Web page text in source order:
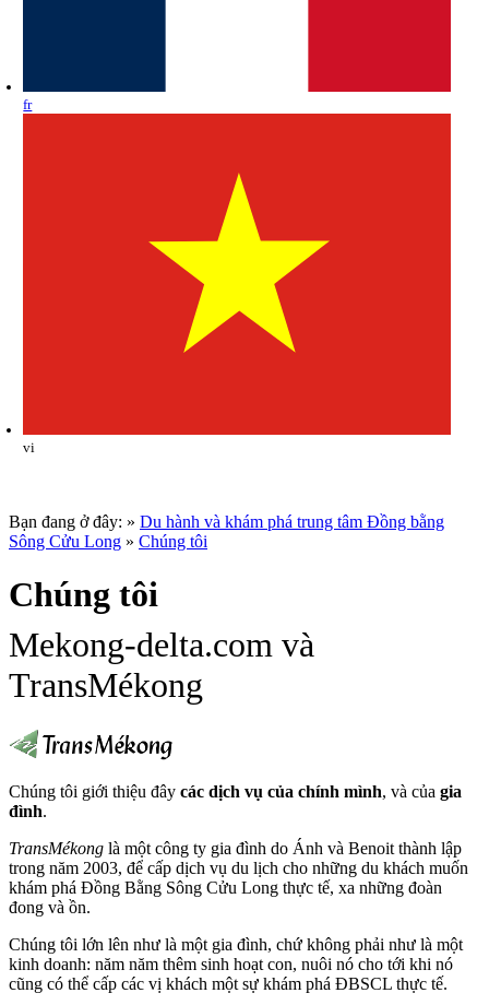
fr
vi
Bạn đang ở đây: » Du hành và khám phá trung tâm Đồng bằng
Sông Cửu Long » Chúng tôi
Chúng tôi
Mekong-delta.com và
TransMékong
Chúng tôi giới thiệu đây các dịch vụ của chính mình, và của gia
đình.
TransMékong là một công ty gia đình do Ánh và Benoit thành lập
trong năm 2003, để cấp dịch vụ du lịch cho những du khách muốn
khám phá Đồng Bằng Sông Cửu Long thực tế, xa những đoàn
đong và ồn.
Chúng tôi lớn lên như là một gia đình, chứ không phải như là một
kinh doanh: năm năm thêm sinh hoạt con, nuôi nó cho tới khi nó
cũng có thể cấp các vị khách một sự khám phá ĐBSCL thực tế.